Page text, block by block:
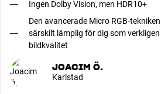
Ingen Dolby Vision, men HDR10+
Den avancerade Micro RGB-
särskilt lämplig för dig som
bildkvalitet
JOACIM Ö.
Karlstad